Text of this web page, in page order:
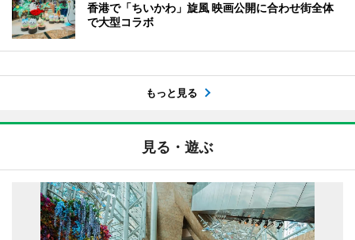
香港で「ちいかわ」旋風 映画公開に合わせ街全体
で大型コラボ
もっと見る
見る・遊ぶ